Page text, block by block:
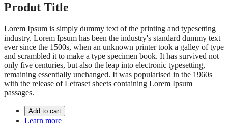
Produt Title
Lorem Ipsum is simply dummy text of the printing and typesetting
industry. Lorem Ipsum has been the industry's standard dummy text
ever since the 1500s, when an unknown printer took a galley of type
and scrambled it to make a type specimen book. It has survived not
only five centuries, but also the leap into electronic typesetting,
remaining essentially unchanged. It was popularised in the 1960s
with the release of Letraset sheets containing Lorem Ipsum
passages.
Add to cart
Learn more